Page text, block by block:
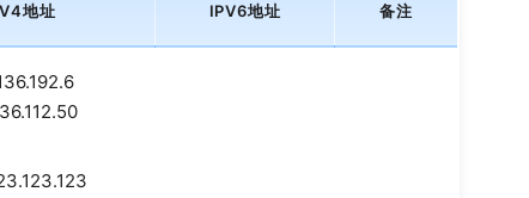
地址 IPV6地址 备注